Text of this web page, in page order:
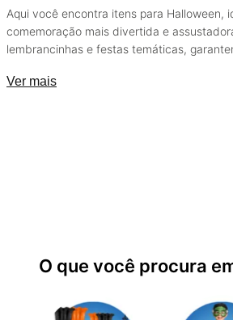
Aqui você encontra itens para Halloween,
comemoração mais divertida e
lembrancinhas e festas temáticas,
Ver mais
O que você procura